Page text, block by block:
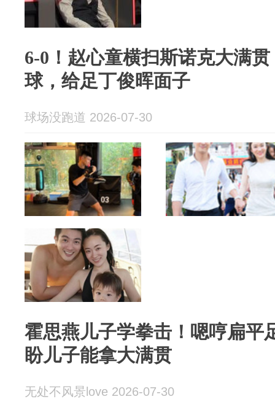
6-0！赵心童横扫斯诺克大满
球，给足丁俊晖面子
球场没跑道 2026-07-30
霍思燕儿子学拳击！嗯哼扁平
盼儿子能拿大满贯
无处不风景love 2026-07-30